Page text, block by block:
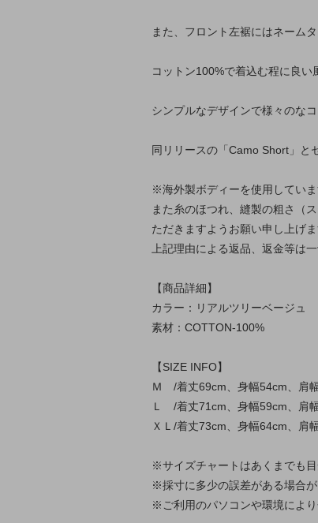
また、フロント左裾にはネームタ
コットン100%で着込む程に良い
シンプルなデザインで様々のな
同リリースの「Camo Short」と
※海外製ボディーを使用してい
また糸のほつれ、縫製の粗さ（
ただきますようお願い申し上げま
上記理由による返品、返金等は
【商品詳細】
カラー：リアルツリーベージュ
素材：COTTON-100%
【SIZE INFO】
Ｍ /着丈69cm、身幅54cm、肩
Ｌ /着丈71cm、身幅59cm、肩
ＸＬ/着丈73cm、身幅64cm、肩
※サイズチャートはあくまでも
※採寸に多少の誤差がある場合が
※ご利用のパソコンや環境によ